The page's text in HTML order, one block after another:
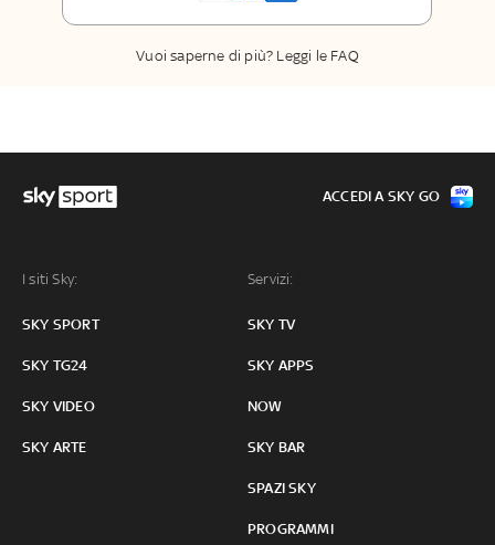
Vuoi saperne di più? Leggi le FAQ
I siti Sky:
SKY SPORT
SKY TG24
SKY VIDEO
SKY ARTE
Servizi:
SKY TV
SKY APPS
NOW
SKY BAR
SPAZI SKY
PROGRAMMI
ACCEDI A SKY GO